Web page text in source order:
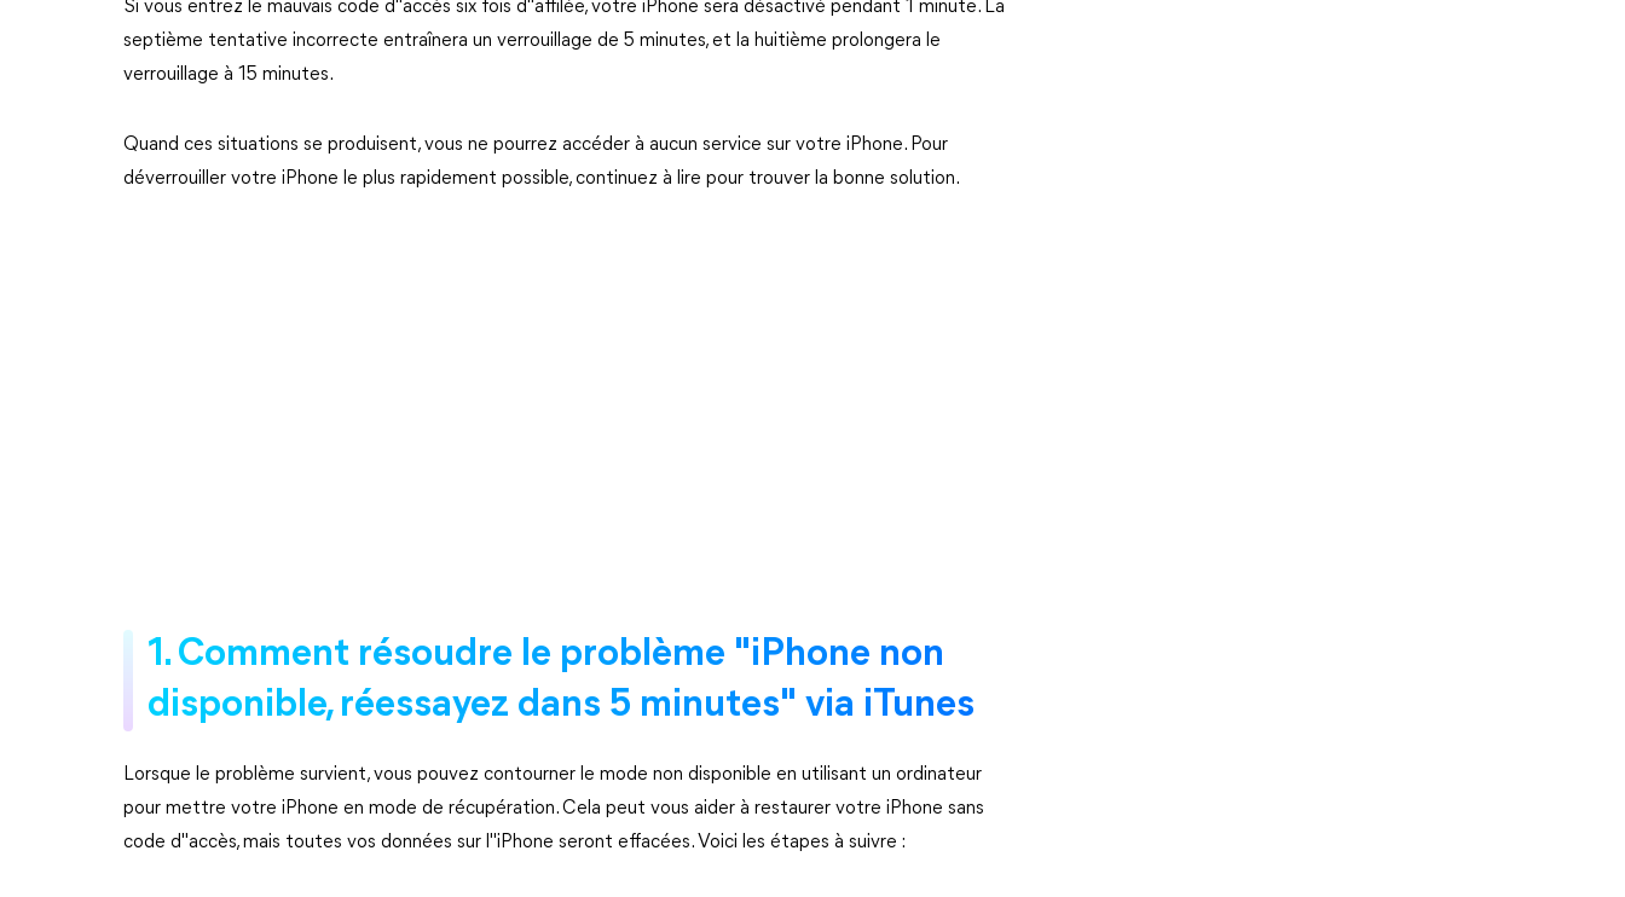
Si vous entrez le mauvais code d"accès six fois d"affilée, votre iPhone sera désactivé pendant 1 minute. La
septième tentative incorrecte entraînera un verrouillage de 5 minutes, et la huitième prolongera le
verrouillage à 15 minutes.
Quand ces situations se produisent, vous ne pourrez accéder à aucun service sur votre iPhone. Pour
déverrouiller votre iPhone le plus rapidement possible, continuez à lire pour trouver la bonne solution.
1. Comment résoudre le problème "iPhone non
disponible, réessayez dans 5 minutes" via iTunes
Lorsque le problème survient, vous pouvez contourner le mode non disponible en utilisant un ordinateur
pour mettre votre iPhone en mode de récupération. Cela peut vous aider à restaurer votre iPhone sans
code d"accès, mais toutes vos données sur l"iPhone seront effacées. Voici les étapes à suivre :